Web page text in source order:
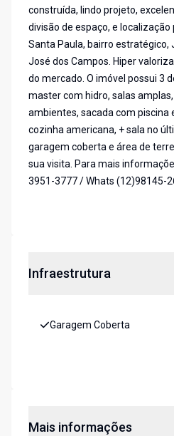
construída, lindo projeto,
divisão de espaço, e
Santa Paula, bairro estratégico,
José dos Campos. Hiper
do mercado. O imóvel possui 3
master com hidro, salas
ambientes, sacada com piscina
cozinha americana, + sala no
garagem coberta e área de
sua visita. Para mais
3951-3777 / Whats (12)98145-
Infraestrutura
Garagem Coberta
Mais informações